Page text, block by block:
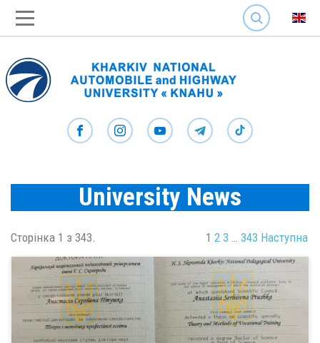
SEARCH
University News
Сторінка 1 з 343. 1 2 3 … 343 Наступна